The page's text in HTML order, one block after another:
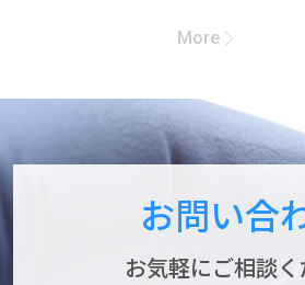
More
お問い合
お気軽にご相談